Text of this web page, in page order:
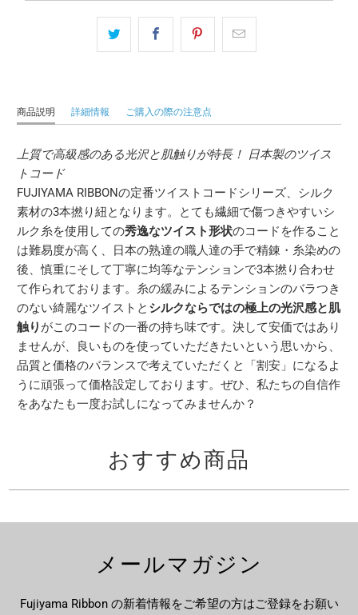
商品説明 詳細情報 ご購入の際の注意点
上質で高級感のある光沢と肌触りが特長！ 日本製のツイス
トコード
FUJIYAMA RIBBONの定番ツイストコードシリーズ、シルク
素材の3本撚り紐となります。とても繊細で傷つきやすいシ
ルク糸を使用しての秀逸なツイスト形状のコードを作ること
は難易度が高く、日本の熟達の職人達の手で精錬・糸染めの
後、慎重にそして丁寧に均等なテンションで3本撚り合わせ
て作られております。糸の緩みによるテンションのバラつき
のない綺麗なツイストと シルクならではの極上の光沢感と肌
触り がこのコードの一番の持ち味です。決して安価ではあり
ませんが、良いものを使っていただきたいという思いから、
品質と価格のバランスで考えていただくと「割安」になるよ
うに頑張って価格設定しております。ぜひ、私たちの自信作
をあなたも一度お試しになってみませんか？
おすすめ商品
メールマガジン
Fujiyama Ribbon の新着情報をご希望の方はご登録をお願い